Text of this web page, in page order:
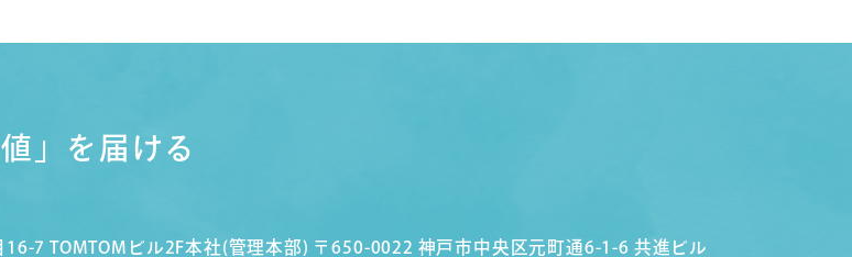
値」を届ける
7 TOMTOMビル2F本社(管理本部) 〒650-0022 神戸市中央区元町通6-1-6 共進ビル